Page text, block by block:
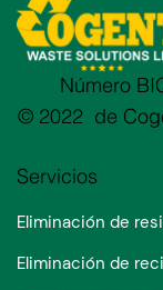
© 2022 de
Servicios
Eliminación de
Número